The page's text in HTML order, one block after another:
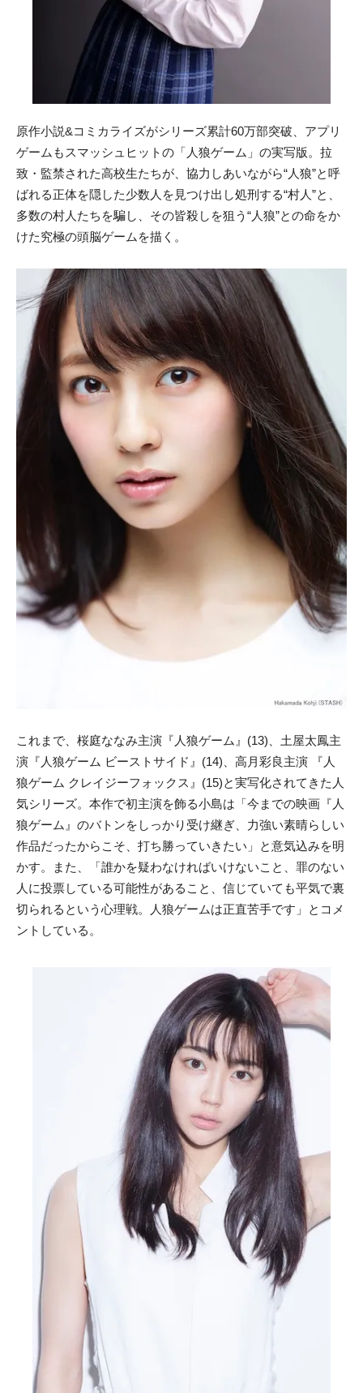
原作小説&コミカライズがシリーズ累計60万部突破、アプリ
ゲームもスマッシュヒットの「人狼ゲーム」の実写版。拉
致・監禁された高校生たちが、協力しあいながら“人狼”と呼
ばれる正体を隠した少数人を見つけ出し処刑する“村人”と、
多数の村人たちを騙し、その皆殺しを狙う“人狼”との命をか
けた究極の頭脳ゲームを描く。
これまで、桜庭ななみ主演『人狼ゲーム』(13)、土屋太鳳主
演『人狼ゲーム ビーストサイド』(14)、高月彩良主演 『人
狼ゲーム クレイジーフォックス』(15)と実写化されてきた人
気シリーズ。本作で初主演を飾る小島は「今までの映画『人
狼ゲーム』のバトンをしっかり受け継ぎ、力強い素晴らしい
作品だったからこそ、打ち勝っていきたい」と意気込みを明
かす。また、「誰かを疑わなければいけないこと、罪のない
人に投票している可能性があること、信じていても平気で裏
切られるという心理戦。人狼ゲームは正直苦手です」とコメ
ントしている。